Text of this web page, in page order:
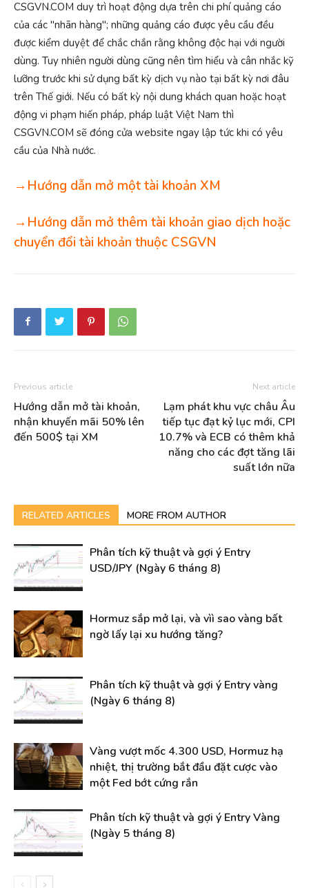
CSGVN.COM duy trì hoạt động dựa trên chi phí quảng cáo
của các "nhãn hàng"; những quảng cáo được yêu cầu đều
được kiểm duyệt để chắc chắn rằng không độc hại với người
dùng. Tuy nhiên người dùng cũng nên tìm hiểu và cân nhắc kỹ
lưỡng trước khi sử dụng bất kỳ dịch vụ nào tại bất kỳ nơi đâu
trên Thế giới. Nếu có bất kỳ nội dung khách quan hoặc hoạt
động vi phạm hiến pháp, pháp luật Việt Nam thì
CSGVN.COM sẽ đóng cửa website ngay lập tức khi có yêu
cầu của Nhà nước.
→Hướng dẫn mở một tài khoản XM
→Hướng dẫn mở thêm tài khoản giao dịch hoặc
chuyển đổi tài khoản thuộc CSGVN
Previous article
Hướng dẫn mở tài khoản,
nhận khuyến mãi 50% lên
đến 500$ tại XM
Next article
Lạm phát khu vực châu Âu
tiếp tục đạt kỷ lục mới, CPI
10.7% và ECB có thêm khả
năng cho các đợt tăng lãi
suất lớn nữa
RELATED ARTICLES MORE FROM AUTHOR
Phân tích kỹ thuật và gợi ý Entry
USD/JPY (Ngày 6 tháng 8)
Hormuz sắp mở lại, và vìì sao vàng bất
ngờ lấy lại xu hướng tăng?
Phân tích kỹ thuật và gợi ý Entry vàng
(Ngày 6 tháng 8)
Vàng vượt mốc 4.300 USD, Hormuz hạ
nhiệt, thị trường bắt đầu đặt cược vào
một Fed bớt cứng rắn
Phân tích kỹ thuật và gợi ý Entry Vàng
(Ngày 5 tháng 8)